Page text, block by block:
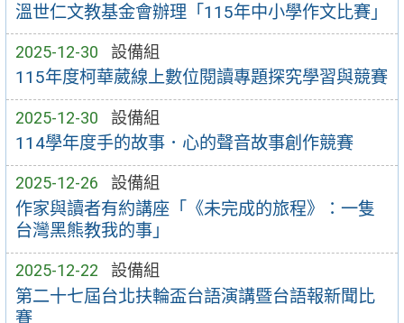
溫世仁文教基金會辦理「115年中小學作文比賽」
2025-12-30 設備組
115年度柯華葳線上數位閱讀專題探究學習與競賽
2025-12-30 設備組
114學年度手的故事．心的聲音故事創作競賽
2025-12-26 設備組
作家與讀者有約講座「《未完成的旅程》：一隻
台灣黑熊教我的事」
2025-12-22 設備組
第二十七屆台北扶輪盃台語演講暨台語報新聞比
賽